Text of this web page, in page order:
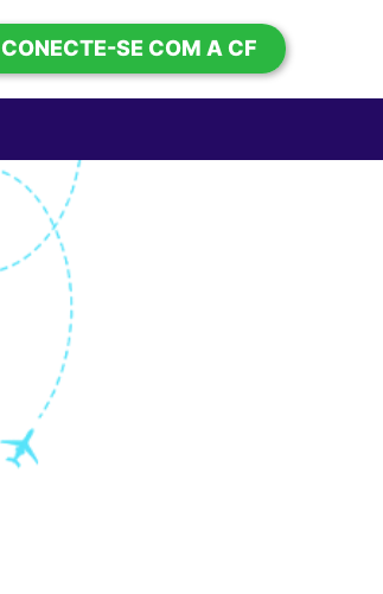
CONECTE-SE COM A CF